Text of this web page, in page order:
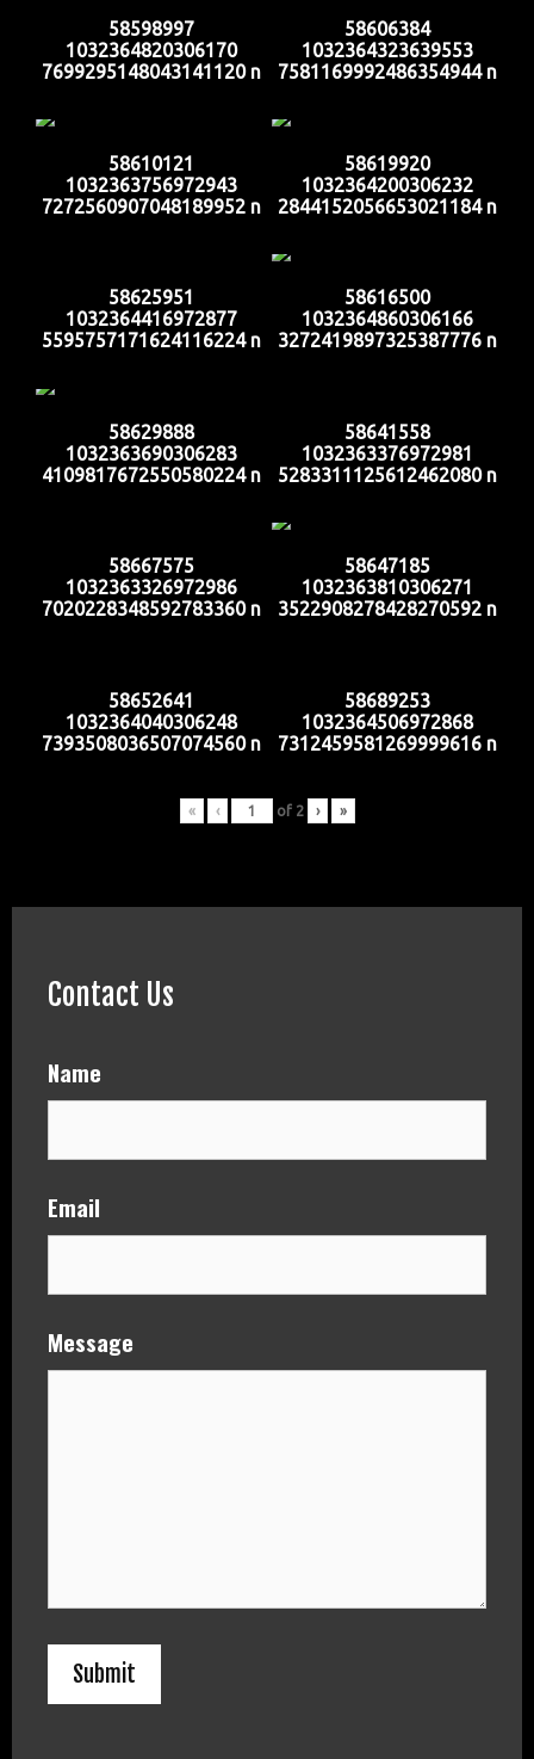
58598997
1032364820306170
7699295148043141120 n
58606384
1032364323639553
7581169992486354944 n
58610121
1032363756972943
7272560907048189952 n
58619920
1032364200306232
2844152056653021184 n
58625951
1032364416972877
5595757171624116224 n
58616500
1032364860306166
3272419897325387776 n
58629888
1032363690306283
4109817672550580224 n
58641558
1032363376972981
5283311125612462080 n
58667575
1032363326972986
7020228348592783360 n
58647185
1032363810306271
3522908278428270592 n
58652641
1032364040306248
7393508036507074560 n
58689253
1032364506972868
7312459581269999616 n
« ‹ of 2 › »
Contact Us
Name
Email
Message